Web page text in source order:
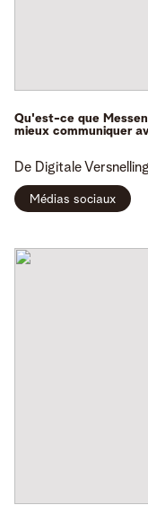
Qu'est-ce que
mieux communiquer
De Digitale
Médias sociaux